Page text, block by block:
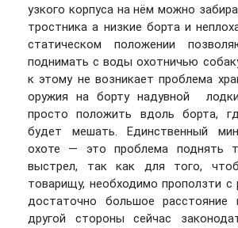
узкого корпуса на нём можно
тростника а низкие борта и
статическом положении
поднимать с воды охотничью
к этому не возникает проблема
оружия на борту надувной
просто положить вдоль борта,
будет мешать. Единственный
охоте — это проблема поднять
выстрел, так как для того,
товарищу, необходимо проползти
достаточно большое
другой стороны сейчас